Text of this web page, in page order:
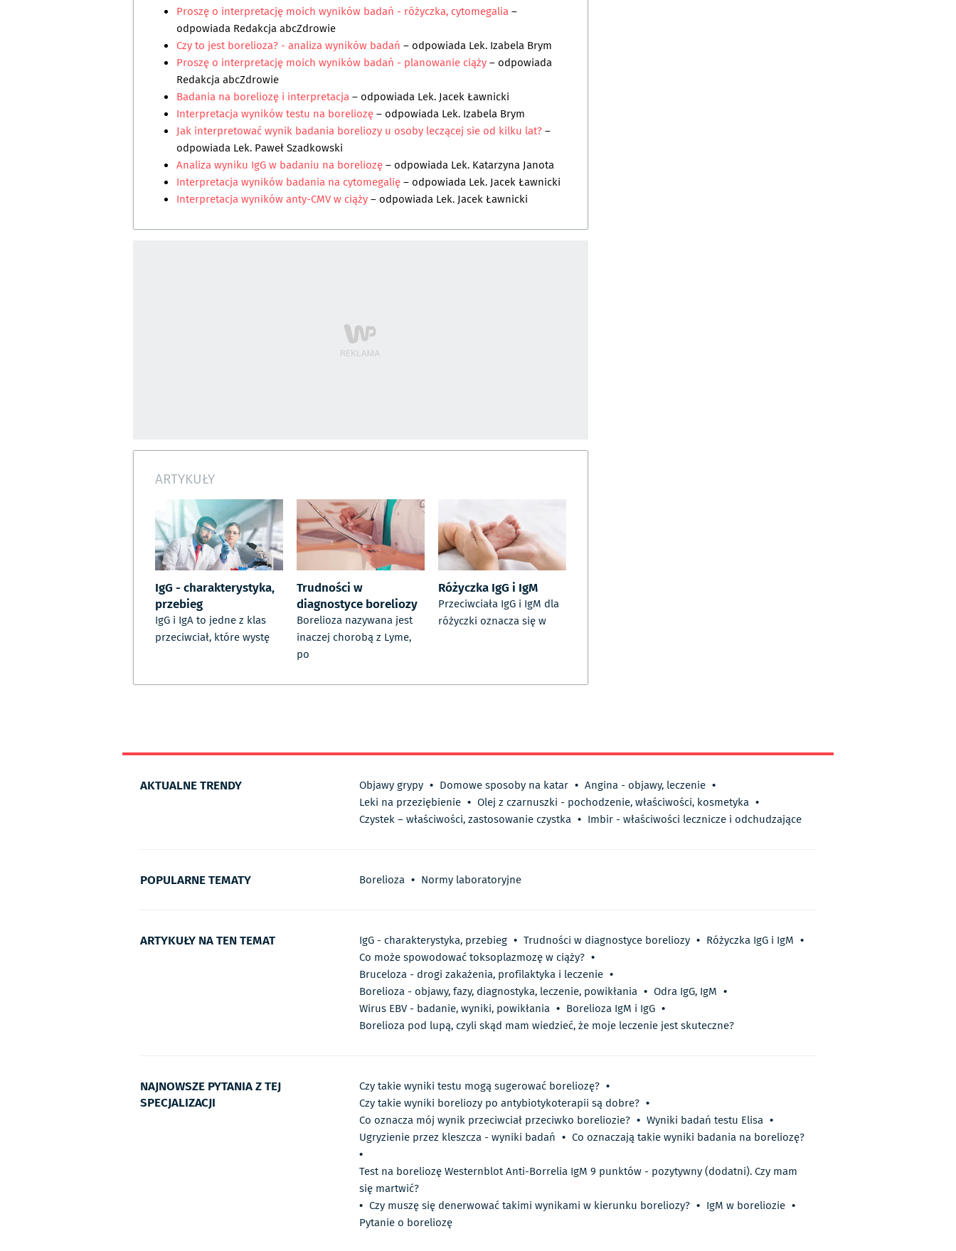
Proszę o interpretację moich wyników badań - różyczka, cytomegalia–
odpowiada Redakcja abcZdrowie
Czy to jest borelioza? - analiza wyników badań – odpowiada Lek. Izabela Brym
Proszę o interpretację moich wyników badań - planowanie ciąży– odpowiada
Redakcja abcZdrowie
Badania na boreliozę i interpretacja– odpowiada Lek. Jacek Ławnicki
Interpretacja wyników testu na boreliozę– odpowiada Lek. Izabela Brym
Jak interpretować wynik badania boreliozy u osoby leczącej sie od kilku lat?–
odpowiada Lek. Paweł Szadkowski
Analiza wyniku IgG w badaniu na boreliozę– odpowiada Lek. Katarzyna Janota
Interpretacja wyników badania na cytomegalię– odpowiada Lek. Jacek Ławnicki
Interpretacja wyników anty-CMV w ciąży– odpowiada Lek. Jacek Ławnicki
ARTYKUŁY
IgG - charakterystyka,
przebieg
IgG i IgA to jedne z klas
przeciwciał, które wystę
Trudności w
diagnostyce boreliozy
Borelioza nazywana jest
inaczej chorobą z Lyme,
po
Różyczka IgG i IgM
Przeciwciała IgG i IgM dla
różyczki oznacza się w
AKTUALNE TRENDY Objawy grypy • Domowe sposoby na katar • Angina - objawy, leczenie •
Leki na przeziębienie • Olej z czarnuszki - pochodzenie, właściwości, kosmetyka •
Czystek – właściwości, zastosowanie czystka • Imbir - właściwości lecznicze i odchudzające
POPULARNE TEMATY Borelioza • Normy laboratoryjne
ARTYKUŁY NA TEN TEMAT IgG - charakterystyka, przebieg • Trudności w diagnostyce boreliozy • Różyczka IgG i IgM •
Co może spowodować toksoplazmozę w ciąży? •
Bruceloza - drogi zakażenia, profilaktyka i leczenie •
Borelioza - objawy, fazy, diagnostyka, leczenie, powikłania • Odra IgG, IgM •
Wirus EBV - badanie, wyniki, powikłania • Borelioza IgM i IgG •
Borelioza pod lupą, czyli skąd mam wiedzieć, że moje leczenie jest skuteczne?
NAJNOWSZE PYTANIA Z TEJ
SPECJALIZACJI
Czy takie wyniki testu mogą sugerować boreliozę? •
Czy takie wyniki boreliozy po antybiotykoterapii są dobre? •
Co oznacza mój wynik przeciwciał przeciwko boreliozie? • Wyniki badań testu Elisa •
Ugryzienie przez kleszcza - wyniki badań • Co oznaczają takie wyniki badania na boreliozę?
•
Test na boreliozę Westernblot Anti-Borrelia IgM 9 punktów - pozytywny (dodatni). Czy mam
się martwić?
• Czy muszę się denerwować takimi wynikami w kierunku boreliozy? • IgM w boreliozie •
Pytanie o boreliozę